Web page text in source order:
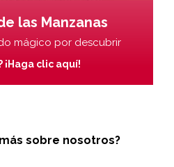
las Manzanas
mágico por descubrir
¡Haga clic aquí!
sobre nosotros?